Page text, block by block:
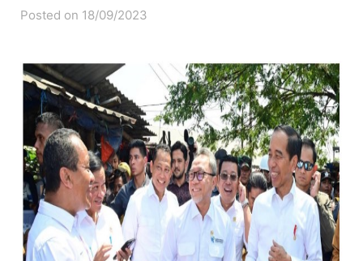
Posted on 18/09/2023